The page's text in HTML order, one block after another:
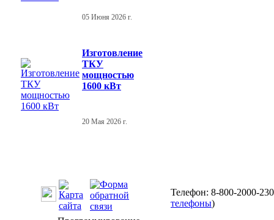
05 Июня 2026 г.
Изготовление
ТКУ
мощностью
1600 кВт
20 Мая 2026 г.
Телефон: 8-800-2000-
телефоны)